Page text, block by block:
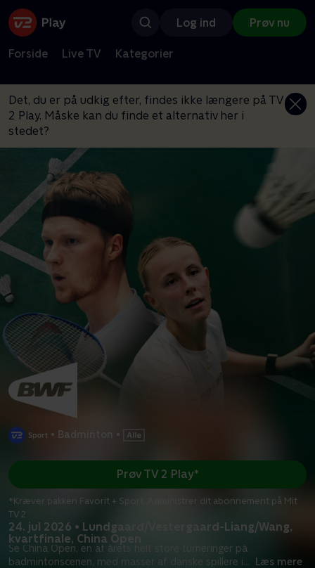
Log ind Prøv nu
Forside Live TV Kategorier
Det, du er på udkig efter, findes ikke længere på TV
2 Play. Måske kan du finde et alternativ her i
stedet?
• Badminton •
24. jul 2026 • Lundgaard/Vestergaard-Liang/Wang,
kvartfinale, China Open
Se China Open, en af årets helt store turneringer på
badmintonscenen, med masser af danske spillere i... Læs mere
Prøv TV 2 Play*
*Kræver pakken Favorit + Sport. Administrer dit abonnement på Mit
TV 2.